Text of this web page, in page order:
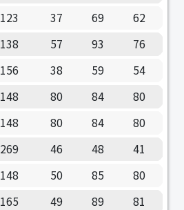
123 37 69
62
138 57 93
76
156 38 59
54
148 80 84
80
148 80 84
80
269 46 48
41
148 50 85
80
165 49 89
81